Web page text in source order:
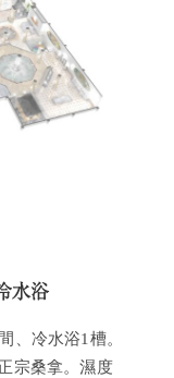
水浴
、冷水浴1槽。
宗桑拿。濕度